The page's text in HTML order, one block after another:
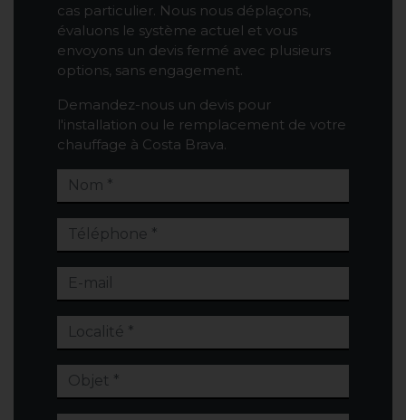
cas particulier. Nous nous déplaçons,
évaluons le système actuel et vous
envoyons un devis fermé avec plusieurs
options, sans engagement.
Demandez-nous un devis pour
l'installation ou le remplacement de votre
chauffage à Costa Brava.